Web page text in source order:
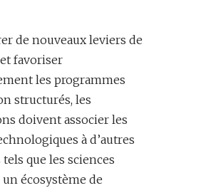
de nouveaux leviers de
favoriser
les programmes
structurés, les
doivent associer les
à d’autres
que les sciences
écosystème de